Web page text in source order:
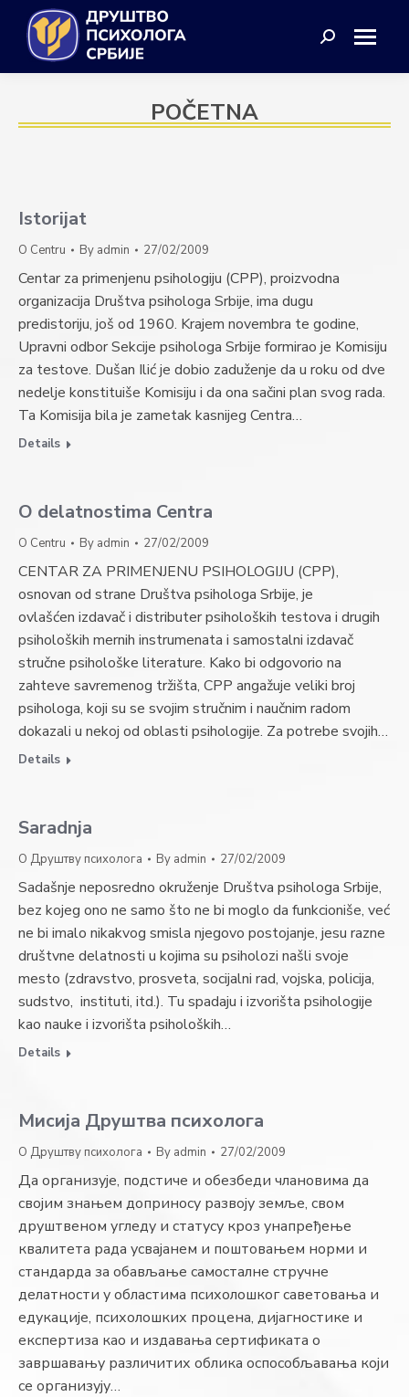
Search:
POČETNA
Istorijat
O Centru By admin 27/02/2009
Centar za primenjenu psihologiju (CPP), proizvodna
organizacija Društva psihologa Srbije, ima dugu
predistoriju, još od 1960. Krajem novembra te godine,
Upravni odbor Sekcije psihologa Srbije formirao je Komisiju
za testove. Dušan Ilić je dobio zaduženje da u roku od dve
nedelje konstituiše Komisiju i da ona sačini plan svog rada.
Ta Komisija bila je zametak kasnijeg Centra…
Details
O delatnostima Centra
O Centru By admin 27/02/2009
CENTAR ZA PRIMENJENU PSIHOLOGIJU (CPP),
osnovan od strane Društva psihologa Srbije, je
ovlašćen izdavač i distributer psiholoških testova i drugih
psiholoških mernih instrumenata i samostalni izdavač
stručne psihološke literature. Kako bi odgovorio na
zahteve savremenog tržišta, CPP angažuje veliki broj
psihologa, koji su se svojim stručnim i naučnim radom
dokazali u nekoj od oblasti psihologije. Za potrebe svojih…
Details
Saradnja
О Друштву психолога By admin 27/02/2009
Sadašnje neposredno okruženje Društva psihologa Srbije,
bez kojeg ono ne samo što ne bi moglo da funkcioniše, već
ne bi imalo nikakvog smisla njegovo postojanje, jesu razne
društvne delatnosti u kojima su psiholozi našli svoje
mesto (zdravstvo, prosveta, socijalni rad, vojska, policija,
sudstvo, instituti, itd.). Tu spadaju i izvorišta psihologije
kao nauke i izvorišta psiholoških…
Details
Мисија Друштва психолога
О Друштву психолога By admin 27/02/2009
Да организује, подстиче и обезбеди члановима да
својим знањем доприносу развоју земље, свом
друштвеном угледу и статусу кроз унапређење
квалитета рада усвајанем и поштовањем норми и
стандарда за обављање самосталне стручне
делатности у областима психолошког саветовања и
едукације, психолошких процена, дијагностике и
експертиза као и издавања сертификата о
завршавању различитих облика оспособљавања који
се организују…